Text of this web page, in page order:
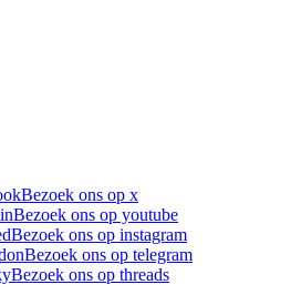
Bezoek ons op x
Bezoek ons op youtube
Bezoek ons op instagram
Bezoek ons op telegram
Bezoek ons op threads